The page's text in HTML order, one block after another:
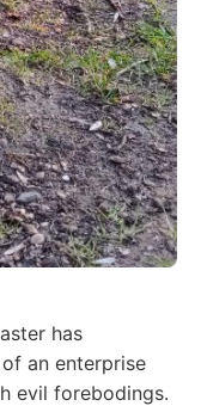
has
an enterprise
evil forebodings.